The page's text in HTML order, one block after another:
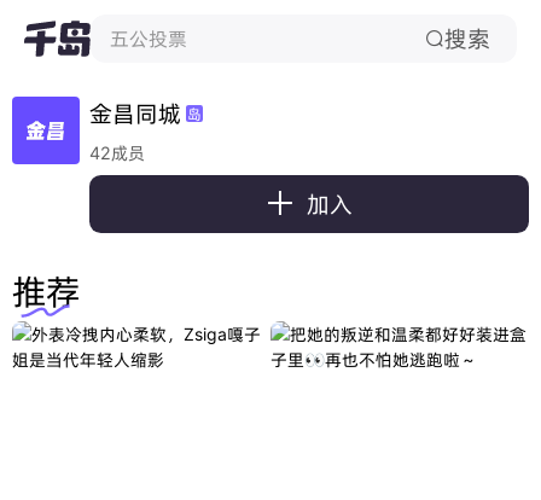
五公投票 搜索
金昌同城 岛
42成员
 加入
推荐